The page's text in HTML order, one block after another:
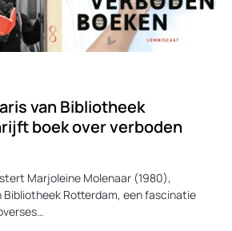
van Bibliotheek
boek over verboden
Marjoleine Molenaar (1980),
Rotterdam, een fascinatie